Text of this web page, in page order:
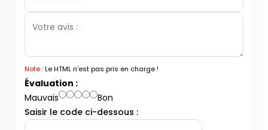
Note :Le HTML n’est pas pris en charge !
Évaluation :
Mauvais
Bon
Saisir le code ci-dessous :